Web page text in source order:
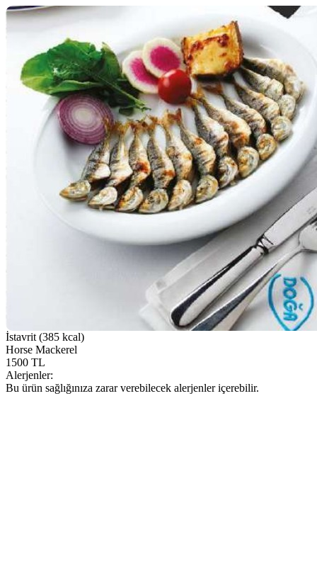
İstavrit (385 kcal)
Horse Mackerel
1500 TL
Alerjenler:
Bu ürün sağlığınıza zarar verebilecek alerjenler içerebilir.